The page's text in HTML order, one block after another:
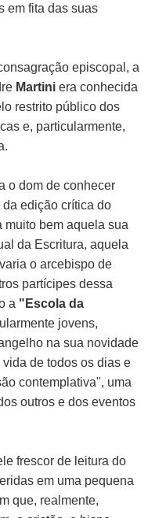
em fita das suas
episcopal, a
Martini era conhecida
restrito público dos
e, particularmente,
o dom de conhecer
edição crítica do
muito bem aquela sua
da Escritura, aquela
o arcebispo de
partícipes dessa
a "Escola da
jovens,
na sua novidade
de todos os dias e
contemplativa", uma
outros e dos eventos
frescor de leitura do
em uma pequena
que, realmente,